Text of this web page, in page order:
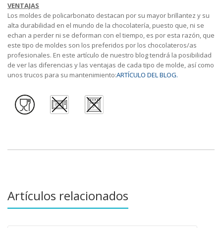
VENTAJAS
Los moldes de policarbonato destacan por su mayor brillantez y su
alta durabilidad en el mundo de la chocolatería, puesto que, ni se
echan a perder ni se deforman con el tiempo, es por esta razón, que
este tipo de moldes son los preferidos por los chocolateros/as
profesionales. En este artículo de nuestro blog tendrá la posibilidad
de ver las diferencias y las ventajas de cada tipo de molde, así como
unos trucos para su mantenimiento:ARTÍCULO DEL BLOG.
Artículos relacionados